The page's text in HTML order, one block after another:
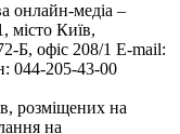
онлайн-медіа –
місто Київ,
офіс 208/1 E-mail:
044-205-43-00
розміщених на
на